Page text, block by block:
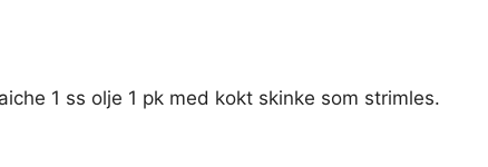
1 ss olje 1 pk med kokt skinke som strimles.